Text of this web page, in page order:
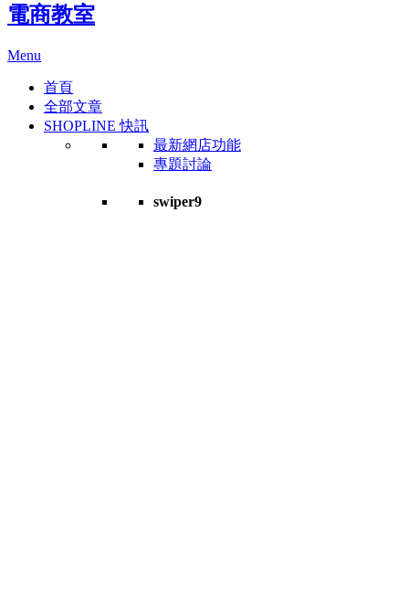
電商教室
Menu
首頁
全部文章
SHOPLINE 快訊
最新網店功能
專題討論
swiper9